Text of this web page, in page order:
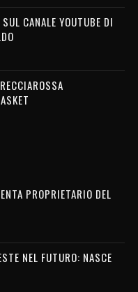
CANALE YOUTUBE DI
PROPRIETARIO DEL
NEL FUTURO: NASCE